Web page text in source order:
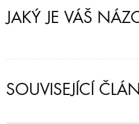
JAKÝ JE VÁŠ
SOUVISEJÍCÍ